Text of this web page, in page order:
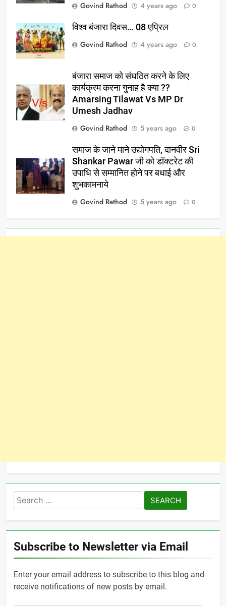
Govind Rathod
4 years ago 0
विश्व बंजारा दिवस… 08 एप्रिल
Govind Rathod
4 years ago 0
बंजारा समाज को संघठित करने के लिए
कार्यक्रम करना गुनाह है क्या ??
Amarsing Tilawat Vs MP Dr
Umesh Jadhav
Govind Rathod
5 years ago 0
समाज के जाने माने उद्योगपति, दानवीर Sri
Shankar Pawar जी को डॉक्टरेट की
उपाधि से सम्मानित होने पर बधाई और
शुभकामनाये
Govind Rathod
5 years ago 0
Search
for:
Subscribe to Newsletter via Email
Enter your email address to subscribe to this blog and
receive notifications of new posts by email.